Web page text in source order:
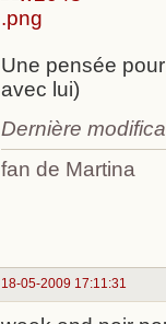
Une pensée
avec lui)
Dernière
fan de Martina
18-05-2009 17:11:31